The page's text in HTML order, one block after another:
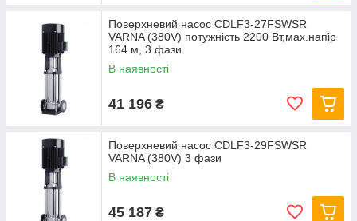
Поверхневий насос CDLF3-27FSWSR
VARNA (380V) потужність 2200 Вт,мах.напір
164 м, 3 фази
В наявності
41 196 ₴
Поверхневий насос CDLF3-29FSWSR
VARNA (380V) 3 фази
В наявності
45 187 ₴